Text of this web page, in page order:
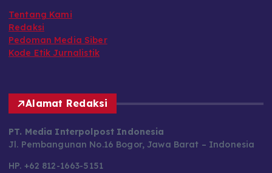
Redaksi
Pedoman Media Siber
Kode Etik Jurnalistik
Alamat Redaksi
Jl. Pembangunan No.16 Bogor, Jawa Barat – Indonesia